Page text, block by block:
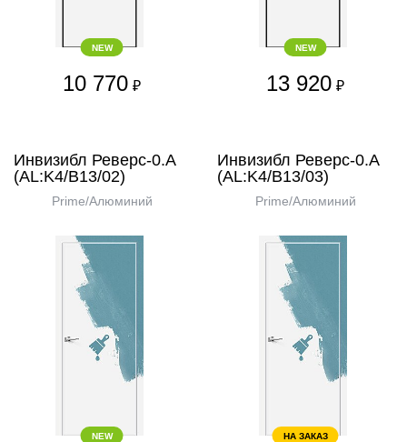
NEW
10 770 ₽
NEW
13 920 ₽
Инвизибл Реверс-0.А
(AL:K4/В13/02)
Prime/Алюминий
NEW
Инвизибл Реверс-0.А
(AL:K4/В13/03)
Prime/Алюминий
НА ЗАКАЗ